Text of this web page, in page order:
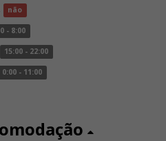
não
- 8:00
15:00 - 22:00
0:00 - 11:00